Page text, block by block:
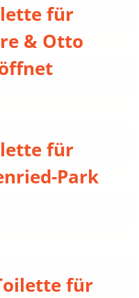
für
& Otto
für
Park
für